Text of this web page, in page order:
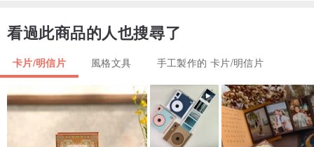
看過此商品的人也搜尋了
卡片/明信片 風格文具 手工製作的 卡片/明信片